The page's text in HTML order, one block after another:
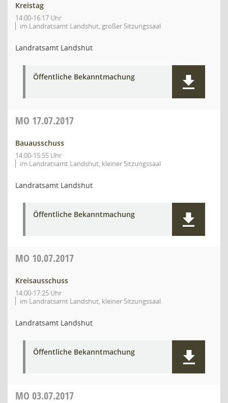
Kreistag
14:00-16:17 Uhr
im Landratsamt Landshut, großer Sitzungssaal
Landratsamt Landshut
Öffentliche Bekanntmachung
MO 17.07.2017
Bauausschuss
14:00-15:55 Uhr
im Landratsamt Landshut, kleiner Sitzungssaal
Landratsamt Landshut
Öffentliche Bekanntmachung
MO 10.07.2017
Kreisausschuss
14:00-17:25 Uhr
im Landratsamt Landshut, kleiner Sitzungssaal
Landratsamt Landshut
Öffentliche Bekanntmachung
MO 03.07.2017